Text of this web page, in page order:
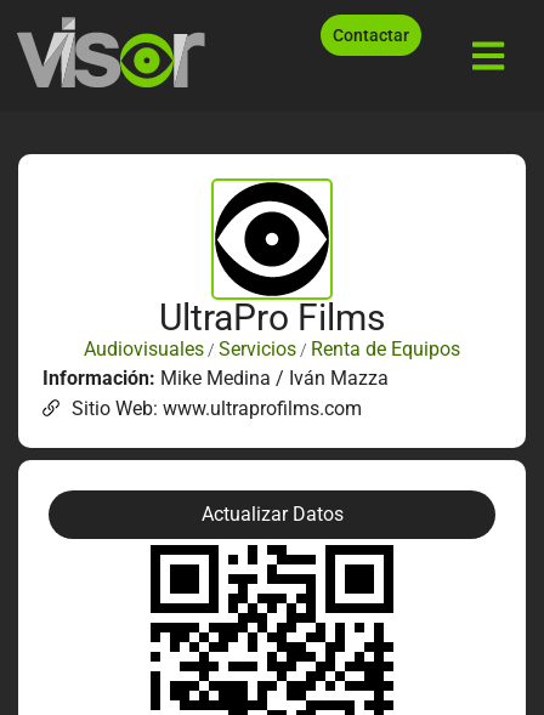
Contactar
UltraPro Films
Audiovisuales / Servicios / Renta de Equipos
Información: Mike Medina / Iván Mazza
Sitio Web: www.ultraprofilms.com
Actualizar Datos